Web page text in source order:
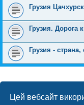
Цей вебсайт
Грузия
Грузия. Дорога
Грузия -
ХТО ЗАРАЗ ОНЛАЙН